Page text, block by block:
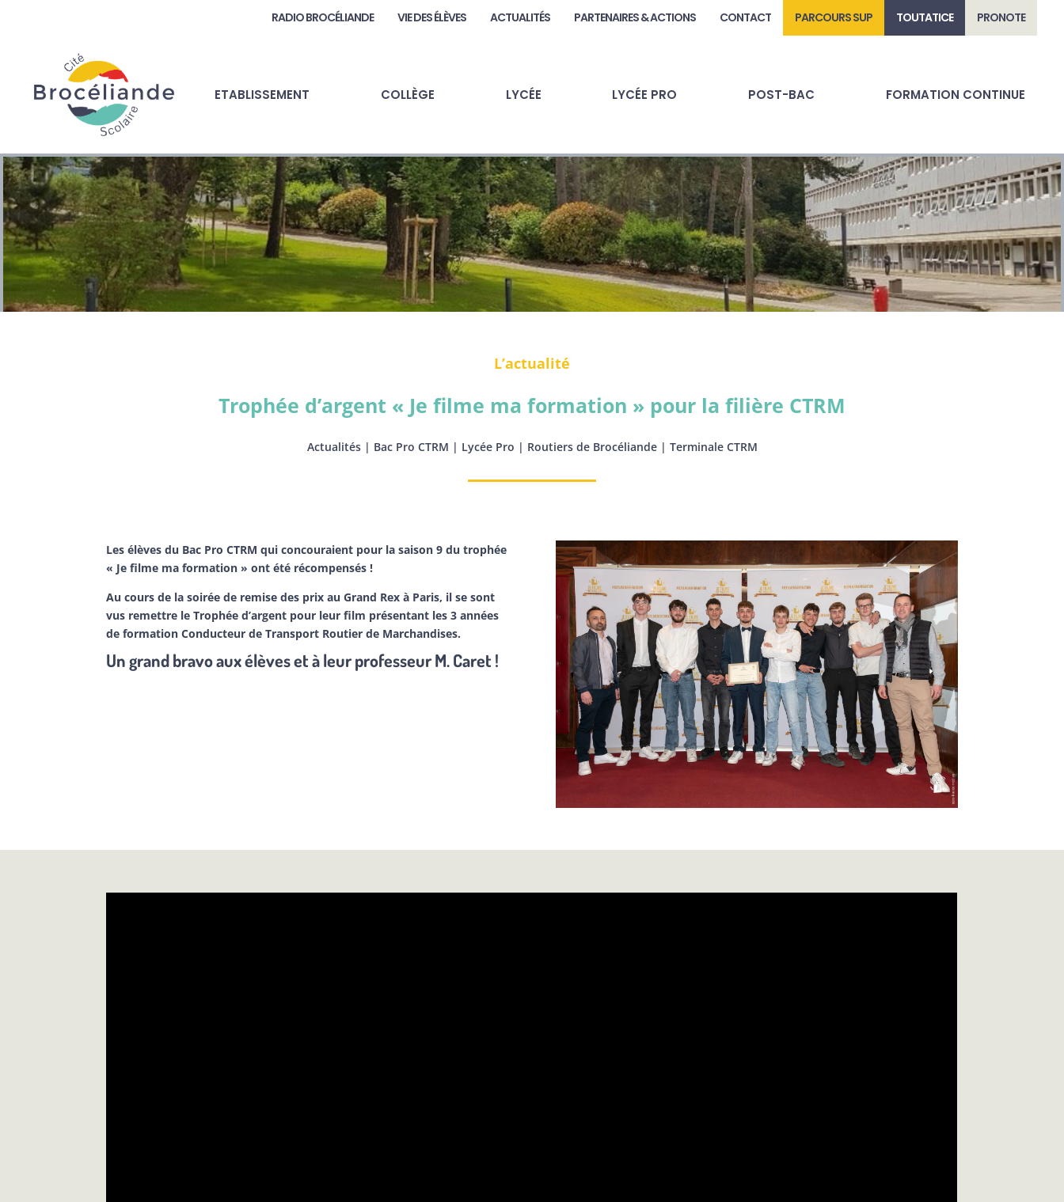
RADIO BROCÉLIANDE VIE DES ÉLÈVES ACTUALITÉS PARTENAIRES & ACTIONS CONTACT PARCOURS SUP TOUTATICE PRONOTE
ETABLISSEMENT COLLÈGE LYCÉE LYCÉE PRO POST-BAC FORMATION CONTINUE
L’actualité
Trophée d’argent « Je filme ma formation » pour la filière CTRM
Actualités| Bac Pro CTRM | Lycée Pro | Routiers de Brocéliande| Terminale CTRM
Les élèves du Bac Pro CTRM qui concouraient pour la saison 9 du trophée
« Je filme ma formation » ont été récompensés !
Au cours de la soirée de remise des prix au Grand Rex à Paris, il se sont
vus remettre le Trophée d’argent pour leur film présentant les 3 années
de formation Conducteur de Transport Routier de Marchandises.
Un grand bravo aux élèves et à leur professeur M. Caret !